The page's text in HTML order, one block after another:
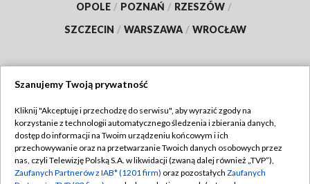
OPOLE / POZNAŃ / RZESZÓW /
SZCZECIN / WARSZAWA / WROCŁAW
TVP
Abonament TVP
Emisja w TVP
Regulamin TVP
Polityka prywatności
Szanujemy Twoją prywatność
Kliknij "Akceptuję i przechodzę do serwisu", aby wyrazić zgody na
korzystanie z technologii automatycznego śledzenia i zbierania danych,
dostęp do informacji na Twoim urządzeniu końcowym i ich
przechowywanie oraz na przetwarzanie Twoich danych osobowych przez
nas, czyli Telewizję Polską S.A. w likwidacji (zwaną dalej również „TVP”),
Zaufanych Partnerów z IAB* (1201 firm) oraz pozostałych Zaufanych